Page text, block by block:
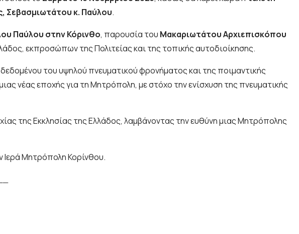
Σεβασμιωτάτου κ. Παύλου.
Παύλου στην Κόρινθο, παρουσία του Μακαριωτάτου Αρχιεπισκόπου
εκπροσώπων της Πολιτείας και της τοπικής αυτοδιοίκησης.
του υψηλού πνευματικού φρονήματος και της ποιμαντικής
νέας εποχής για τη Μητρόπολη, με στόχο την ενίσχυση της πνευματικής
της Εκκλησίας της Ελλάδος, λαμβάνοντας την ευθύνη μιας Μητρόπολης
Ιερά Μητρόπολη Κορίνθου.